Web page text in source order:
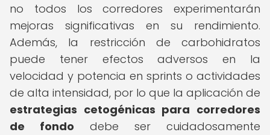
no todos los corredores experimentarán
mejoras significativas en su rendimiento.
Además, la restricción de carbohidratos
puede tener efectos adversos en la
velocidad y potencia en sprints o actividades
de alta intensidad, por lo que la aplicación de
estrategias cetogénicas para corredores
de fondo debe ser cuidadosamente